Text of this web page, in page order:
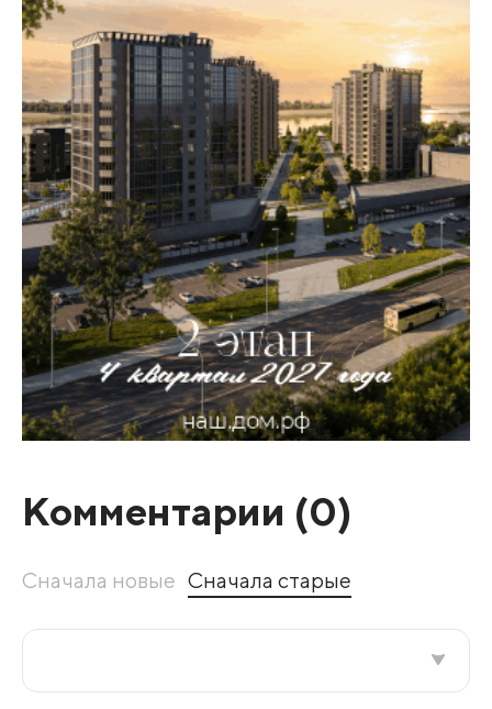
Комментарии (0)
Сначала новые Сначала старые